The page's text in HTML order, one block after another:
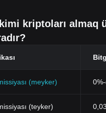
kriptoları almaq
(meyker)
(teyker)